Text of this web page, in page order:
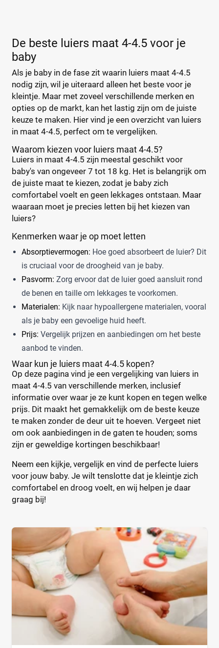
De beste luiers maat 4-4.5 voor je
baby
Als je baby in de fase zit waarin luiers maat 4-4.5
nodig zijn, wil je uiteraard alleen het beste voor je
kleintje. Maar met zoveel verschillende merken en
opties op de markt, kan het lastig zijn om de juiste
keuze te maken. Hier vind je een overzicht van luiers
in maat 4-4.5, perfect om te vergelijken.
Waarom kiezen voor luiers maat 4-4.5?
Luiers in maat 4-4.5 zijn meestal geschikt voor
baby's van ongeveer 7 tot 18 kg. Het is belangrijk om
de juiste maat te kiezen, zodat je baby zich
comfortabel voelt en geen lekkages ontstaan. Maar
waaraan moet je precies letten bij het kiezen van
luiers?
Kenmerken waar je op moet letten
Absorptievermogen: Hoe goed absorbeert de luier? Dit
is cruciaal voor de droogheid van je baby.
Pasvorm: Zorg ervoor dat de luier goed aansluit rond
de benen en taille om lekkages te voorkomen.
Materialen: Kijk naar hypoallergene materialen, vooral
als je baby een gevoelige huid heeft.
Prijs: Vergelijk prijzen en aanbiedingen om het beste
aanbod te vinden.
Waar kun je luiers maat 4-4.5 kopen?
Op deze pagina vind je een vergelijking van luiers in
maat 4-4.5 van verschillende merken, inclusief
informatie over waar je ze kunt kopen en tegen welke
prijs. Dit maakt het gemakkelijk om de beste keuze
te maken zonder de deur uit te hoeven. Vergeet niet
om ook aanbiedingen in de gaten te houden; soms
zijn er geweldige kortingen beschikbaar!
Neem een kijkje, vergelijk en vind de perfecte luiers
voor jouw baby. Je wilt tenslotte dat je kleintje zich
comfortabel en droog voelt, en wij helpen je daar
graag bij!